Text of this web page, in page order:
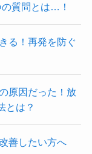
質問とは…！
る！再発を防ぐ
原因だった！放
とは？
善したい方へ